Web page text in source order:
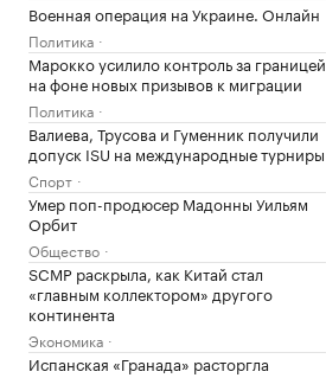
Военная операция на Украине. Онлайн
Политика
Марокко усилило контроль за границей
на фоне новых призывов к миграции
Политика
Валиева, Трусова и Гуменник получили
допуск ISU на международные турниры
Спорт
Умер поп-продюсер Мадонны Уильям
Орбит
Общество
SCMP раскрыла, как Китай стал
«главным коллектором» другого
континента
Экономика
Испанская «Гранада» расторгла